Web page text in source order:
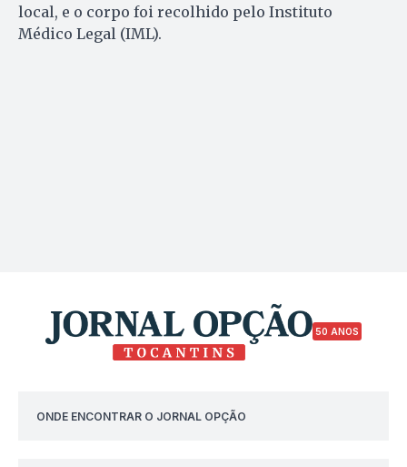
local, e o corpo foi recolhido pelo Instituto
Médico Legal (IML).
50 ANOS
ONDE ENCONTRAR O JORNAL OPÇÃO